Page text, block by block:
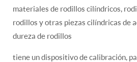
materiales de rodillos cilíndricos,
rodillos y otras piezas cilíndricas de
dureza de rodillos
tiene un dispositivo de calibración,